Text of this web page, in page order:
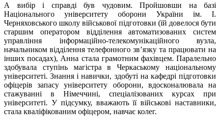
А вибір і справді був чудовим. Пройшовши на базі
Національного університету оборони України ім. І.
Черняховського школу військової підготовки (їй довелося бути
старшим оператором відділення автоматизованих систем
управління інформаційно-телекомунікаційного вузла,
начальником відділення телефонного зв’язку та працювати на
інших посадах), Анна стала грамотним фахівцем. Паралельно
здобувала ступінь магістра в Черкаському національному
університеті. Знання і навички, здобуті на кафедрі підготовки
офіцерів запасу університету оборони, вдосконалювала на
стажуванні в Німеччині, спеціалізованих курсах при
університеті. У підсумку, вважають її військові наставники,
стала кваліфікованим офіцером, навчає колег.